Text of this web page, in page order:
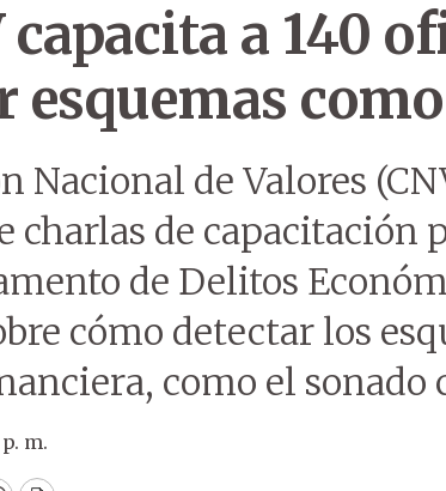
capacita a 140
esquemas
Nacional de Valores
charlas de capacitación
de Delitos
cómo detectar los
como el sonado
m.